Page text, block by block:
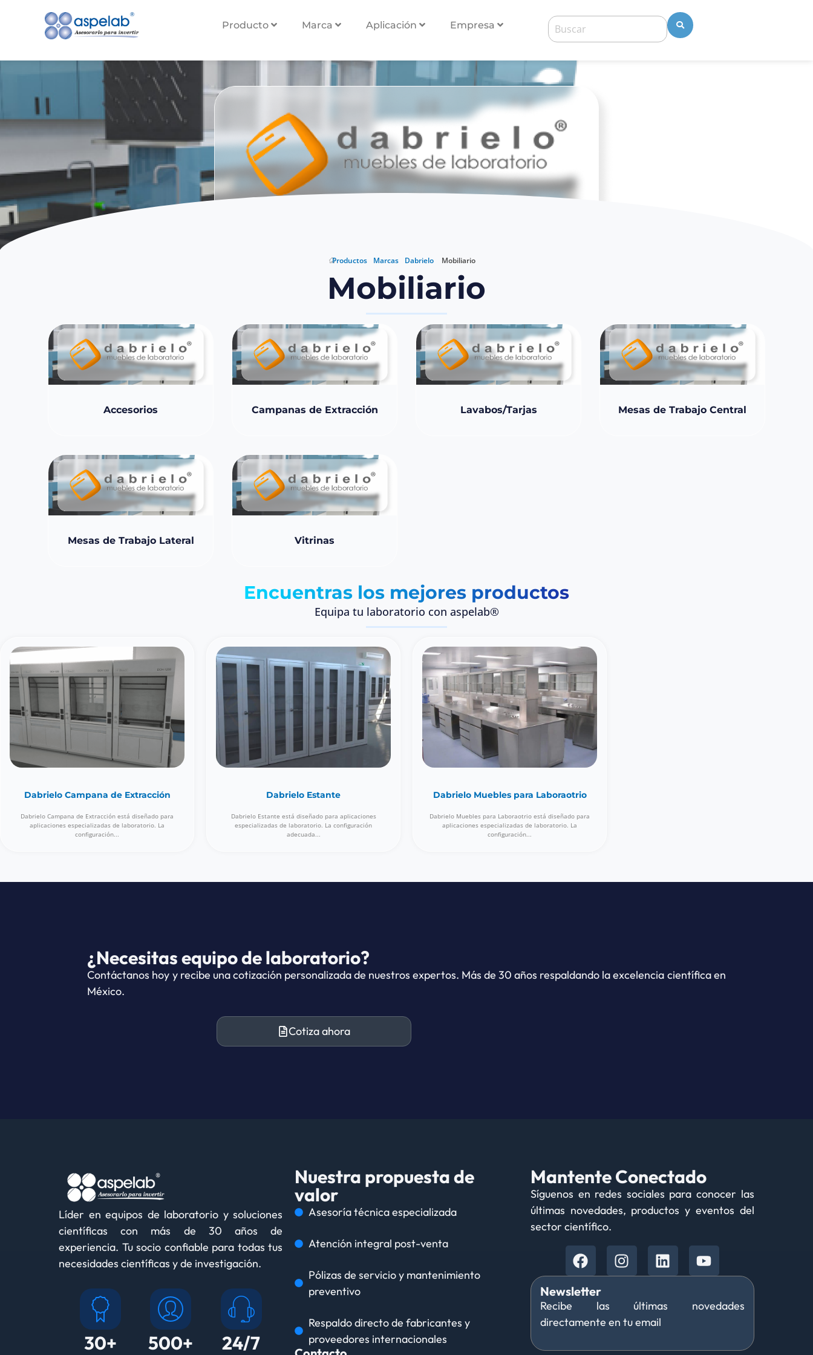
Producto Marca Aplicación Empresa
Inicio Dabrielo Mobiliario
Mobiliario Accesorios
Productos Marcas Dabrielo Mobiliario
Mobiliario
Accesorios Campanas de Extracción Lavabos/Tarjas Mesas de Trabajo Central
Mesas de Trabajo Lateral Vitrinas
Encuentras los mejores productos
Equipa tu laboratorio con aspelab®
Dabrielo Campana de Extracción
Dabrielo Campana de Extracción está diseñado para
aplicaciones especializadas de laboratorio. La
configuración...
Dabrielo Estante
Dabrielo Estante está diseñado para aplicaciones
especializadas de laboratorio. La configuración
adecuada...
Dabrielo Muebles para Laboraotrio
Dabrielo Muebles para Laboraotrio está diseñado para
aplicaciones especializadas de laboratorio. La
configuración...
¿Necesitas equipo de laboratorio?
Contáctanos hoy y recibe una cotización personalizada de nuestros expertos. Más de 30 años respaldando la excelencia científica en
México.
Cotiza ahora
Líder en equipos de laboratorio y soluciones
científicas con más de 30 años de
experiencia. Tu socio confiable para todas tus
necesidades científicas y de investigación.
30+ 500+ 24/7
Nuestra propuesta de
valor
Asesoría técnica especializada
Atención integral post-venta
Pólizas de servicio y mantenimiento
preventivo
Respaldo directo de fabricantes y
proveedores internacionales
Mantente Conectado
Síguenos en redes sociales para conocer las
últimas novedades, productos y eventos del
sector científico.
Newsletter
Recibe las últimas novedades
directamente en tu email